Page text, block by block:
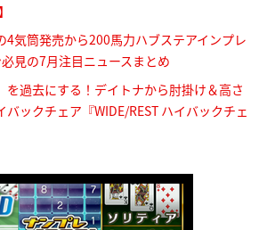
4気筒発売から200馬力ハブステアインプレ
見の7月注目ニュースまとめ
を過去にする！デイトナから肘掛け＆高さ
ックチェア『WIDE/REST ハイバックチェ